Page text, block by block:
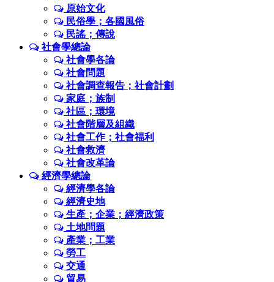
原始文化
民俗學；各國風俗
民謠；傳說
社會學總論
社會學各論
社會問題
社會調查報告；社會計劃
家庭；族制
社區；環境
社會階層及組織
社會工作；社會福利
社會救濟
社會改革論
經濟學總論
經濟學各論
經濟史地
生產；企業；經濟政策
土地問題
產業；工業
勞工
交通
貿易